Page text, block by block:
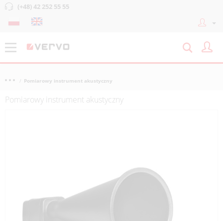
(+48) 42 252 55 55
Pomiarowy instrument akustyczny
Pomiarowy instrument akustyczny